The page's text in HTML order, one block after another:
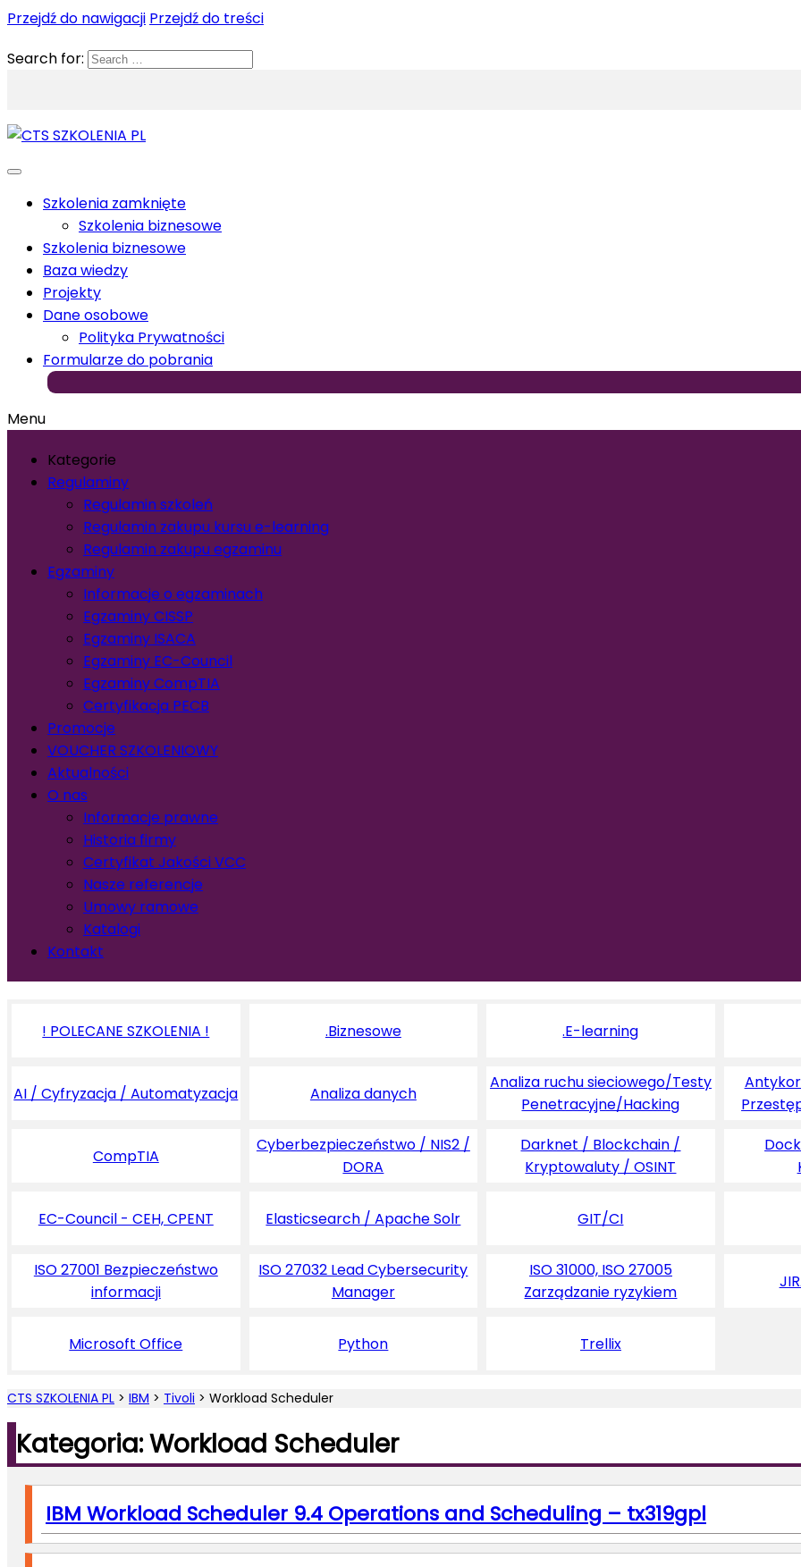
Przejdź do nawigacji Przejdź do treści
Search for:
Szkolenia zamknięte
Szkolenia biznesowe
Szkolenia biznesowe
Baza wiedzy
Projekty
Dane osobowe
Polityka Prywatności
Formularze do pobrania
Menu
Kategorie
Regulaminy
Regulamin szkoleń
Regulamin zakupu kursu e-learning
Regulamin zakupu egzaminu
Egzaminy
Informacje o egzaminach
Egzaminy CISSP
Egzaminy ISACA
Egzaminy EC-Council
Egzaminy CompTIA
Certyfikacja PECB
Promocje
VOUCHER SZKOLENIOWY
Aktualności
O nas
Informacje prawne
Historia firmy
Certyfikat Jakości VCC
Nasze referencje
Umowy ramowe
Katalogi
Kontakt
! POLECANE SZKOLENIA ! .Biznesowe .E-learning
AI / Cyfryzacja / Automatyzacja Analiza danych
Analiza ruchu sieciowego/Testy
Penetracyjne/Hacking
CompTIA
Cyberbezpieczeństwo / NIS2 /
DORA
Darknet / Blockchain /
Kryptowaluty / OSINT
EC-Council - CEH, CPENT Elasticsearch / Apache Solr GIT/CI
ISO 27001 Bezpieczeństwo
informacji
ISO 27032 Lead Cybersecurity
Manager
ISO 31000, ISO 27005
Zarządzanie ryzykiem
Microsoft Office Python Trellix
CTS SZKOLENIA PL > IBM > Tivoli > Workload Scheduler
Kategoria: Workload Scheduler
IBM Workload Scheduler 9.4 Operations and Scheduling – tx319gpl